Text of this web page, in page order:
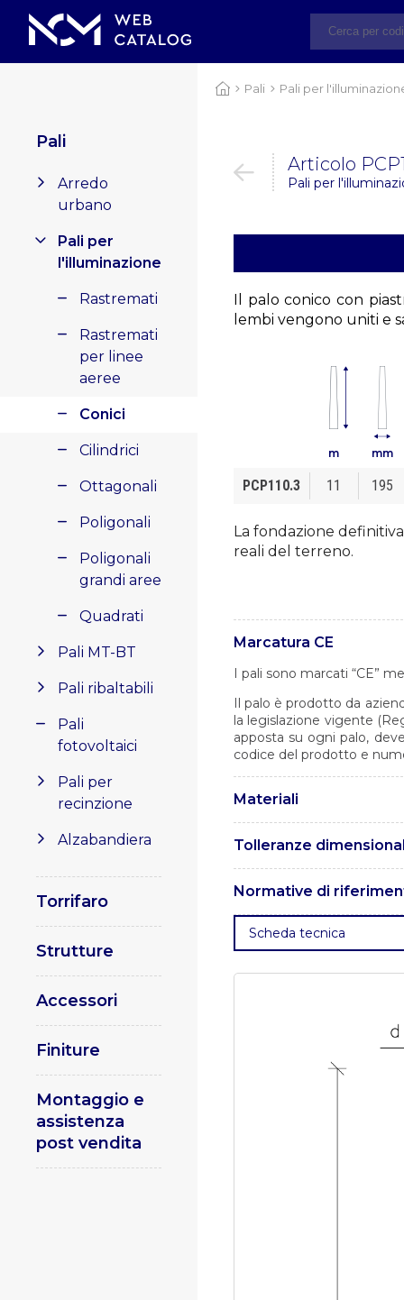
Pali
Arredo
urbano
Pali per
l'illuminazione
Rastremati
Rastremati
per linee
aeree
Conici
Cilindrici
Ottagonali
Poligonali
Poligonali
grandi aree
Quadrati
Pali MT-BT
Pali ribaltabili
Pali
fotovoltaici
Pali per
recinzione
Alzabandiera
Torrifaro
Strutture
Accessori
Finiture
Montaggio e
assistenza
post vendita
Pali Pali per
Articolo
Pali per
Il palo conico con
lembi vengono uniti e
La fondazione
reali del terreno.
m mm
PCP110.3 11 195
Marcatura CE
I pali sono marcati “CE”
Il palo è prodotto da
la legislazione vigente
apposta su ogni palo,
codice del prodotto e
Materiali
Tolleranze
Normative di
. UNI EN 1461 –
EN 10025 – Prodotti
delle procedure di
saldatura ad arco e a gas
Scheda tecnica